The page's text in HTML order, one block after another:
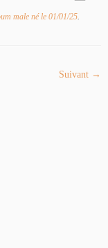
male né le 01/01/25.
Suivant →